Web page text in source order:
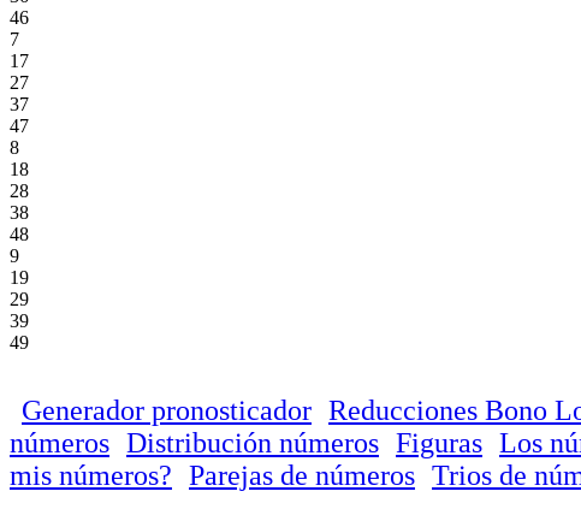
46
7
17
27
37
47
8
18
28
38
48
9
19
29
39
49
Generador pronosticador Reducciones Bono
números Distribución números Figuras Los
mis números? Parejas de números Trios de